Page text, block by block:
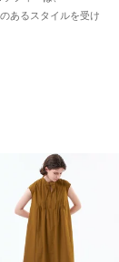
あるスタイルを受け